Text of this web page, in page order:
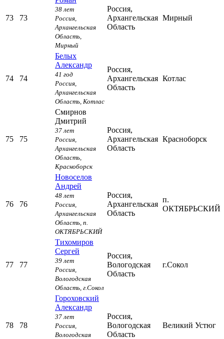
73 73
38 лет
Россия,
Архангельская
Область,
Мирный
Россия,
Архангельская
Область
Мирный
74 74
Белых
Александр
41 год
Россия,
Архангельская
Область, Котлас
Россия,
Архангельская
Область
Котлас
75 75
Смирнов
Дмитрий
37 лет
Россия,
Архангельская
Область,
Красноборск
Россия,
Архангельская
Область
Красноборск
76 76
Новоселов
Андрей
48 лет
Россия,
Архангельская
Область, п.
ОКТЯБРЬСКИЙ
Россия,
Архангельская
Область
п.
ОКТЯБРЬСКИЙ
77 77
Тихомиров
Сергей
39 лет
Россия,
Вологодская
Область, г.Сокол
Россия,
Вологодская
Область
г.Сокол
78 78
Гороховский
Александр
37 лет
Россия,
Вологодская
Россия,
Вологодская
Область
Великий Устюг